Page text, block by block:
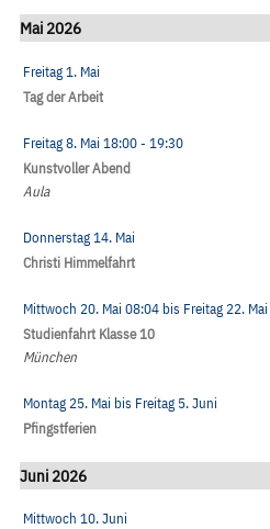
Mai 2026
Freitag 1. Mai
Tag der Arbeit
Freitag 8. Mai 18:00- 19:30
Kunstvoller Abend
Aula
Donnerstag 14. Mai
Christi Himmelfahrt
Mittwoch 20. Mai 08:04 bis Freitag 22. Mai
Studienfahrt Klasse 10
München
Montag 25. Mai bis Freitag 5. Juni
Pfingstferien
Juni 2026
Mittwoch 10. Juni